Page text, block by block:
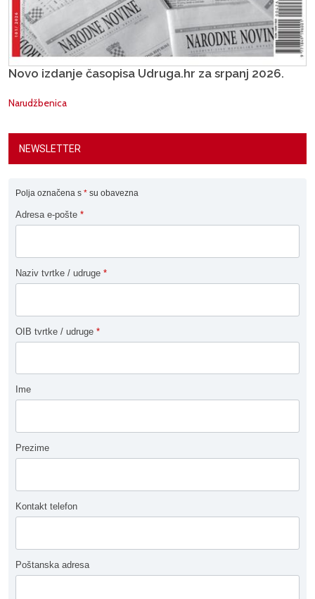
Novo izdanje časopisa Udruga.hr za srpanj 2026.
Narudžbenica
NEWSLETTER
Polja označena s * su obavezna
Adresa e-pošte *
Naziv tvrtke / udruge *
OIB tvrtke / udruge *
Ime
Prezime
Kontakt telefon
Poštanska adresa